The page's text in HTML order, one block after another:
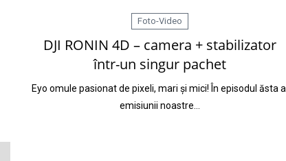
Foto-Video
DJI RONIN 4D – camera + stabilizator
într-un singur pachet
Eyo omule pasionat de pixeli, mari și mici! În episodul ăsta al
emisiunii noastre…